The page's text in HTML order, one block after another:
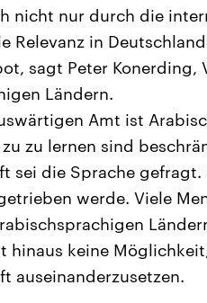
nicht nur durch die
Relevanz in
sagt Peter Konerding,
Ländern.
Amt ist
zu lernen sind
sei die Sprache
werde. Viele
hinaus keine
auseinanderzusetzen.